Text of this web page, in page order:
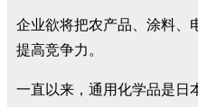
企业欲将把农产品、涂料、
提高竞争力。
一直以来，通用化学品是日